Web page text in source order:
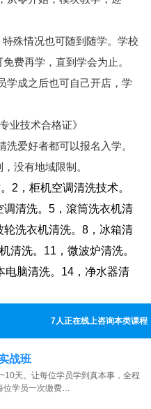
殊情况也可随到随学。学校
费再学，直到学会为止。
学成之后也可自己开店，学
业技术合格证》
洗爱好者都可以报名入学。
没有地域限制。
2，柜机空调清洗技术。
清洗。5，滾筒洗衣机清
洗衣机清洗。8，冰箱清
清洗。11，微波炉清洗。
电脑清洗。14，净水器清
8人正在线上咨询本类课程
战班
天。让每位学员学到真本事，全程
位学员一次缴费…